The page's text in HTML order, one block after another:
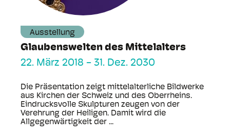
Ausstellung
Glaubenswelten des Mittelalters
22. März 2018 - 31. Dez. 2030
Die Präsentation zeigt mittelalterliche Bildwerke
aus Kirchen der Schweiz und des Oberrheins.
Eindrucksvolle Skulpturen zeugen von der
Verehrung der Heiligen. Damit wird die
Allgegenwärtigkeit der ...